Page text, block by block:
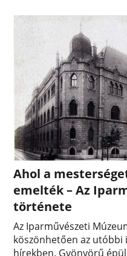
Ahol a
emelték – Az
története
Az Iparművészeti
köszönhetően az utóbbi
hírekben. Gyönyörű